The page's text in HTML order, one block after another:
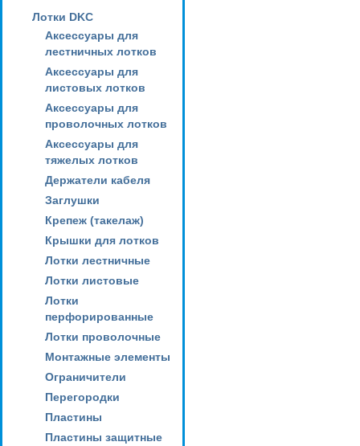
Лотки DKC
Аксессуары для
лестничных лотков
Аксессуары для
листовых лотков
Аксессуары для
проволочных лотков
Аксессуары для
тяжелых лотков
Держатели кабеля
Заглушки
Крепеж (такелаж)
Крышки для лотков
Лотки лестничные
Лотки листовые
Лотки
перфорированные
Лотки проволочные
Монтажные элементы
Ограничители
Перегородки
Пластины
Пластины защитные